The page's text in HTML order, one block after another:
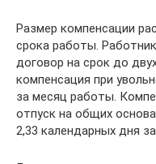
Размер компенсации
срока работы.
договор на срок до
компенсация при
за месяц работы.
отпуск на общих
2,33 календарных дня